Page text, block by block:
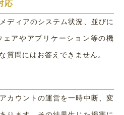
応
ディアのシステム状況、並びに
アやアプリケーション等の機
質問にはお答えできません。
カウントの運営を一時中断、変